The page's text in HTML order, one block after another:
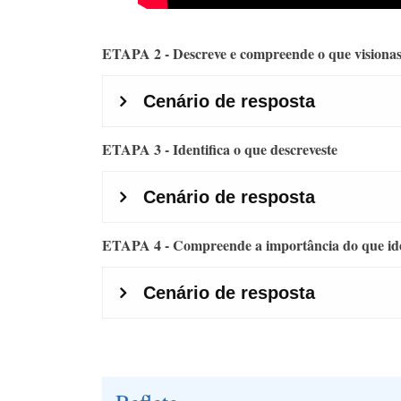
ETAPA 2 - Descreve e compreende o que
ETAPA 3 - Identifica o que descreveste
ETAPA 4 - Compreende a importância do que